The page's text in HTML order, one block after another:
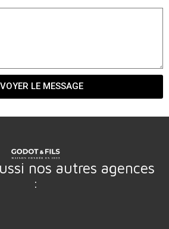
LE MESSAGE
nos autres agences
: